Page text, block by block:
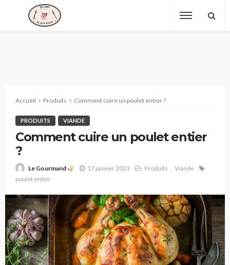
Accueil Produits Comment cuire un poulet entier ?
PRODUITS VIANDE
Comment cuire un poulet entier
?
Le Gourmand 17 janvier 2023 Produits
Viande
poulet entier